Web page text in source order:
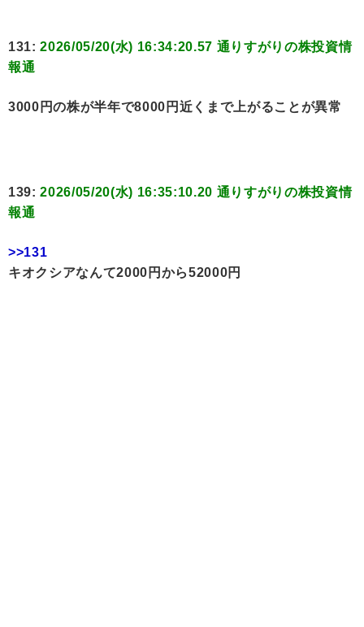
131:2026/05/20(水) 16:34:20.57 通りすがりの株投資情
報通
3000円の株が半年で8000円近くまで上がることが異常
139:2026/05/20(水) 16:35:10.20 通りすがりの株投資情
報通
>>131
キオクシアなんて2000円から52000円